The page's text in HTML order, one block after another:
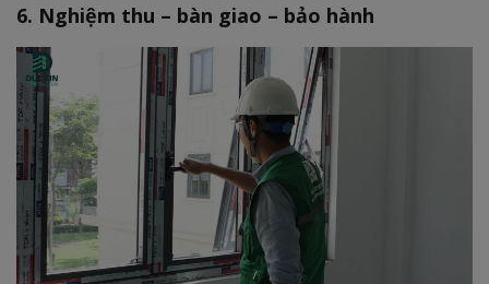
6. Nghiệm thu – bàn giao – bảo hành